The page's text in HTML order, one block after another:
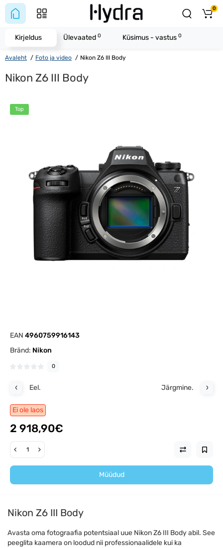
0
Avaleht Foto ja video Nikon Z6 III Body
Nikon Z6 III Body
Top
EAN 4960759916143
Bränd: Nikon
0
Eel. Järgmine.
Ei ole laos
2 918,90€
Müüdud
Kirjeldus Ülevaated 0 Küsimus - vastus 0
Nikon Z6 III Body
Avasta oma fotograafia potentsiaal uue Nikon Z6 III Body abil. See
peeglita kaamera on loodud nii professionaalidele kui ka